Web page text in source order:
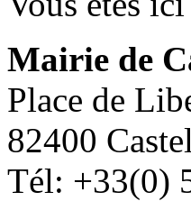
Mairie de
Place de
82400
Tél: +33(0)